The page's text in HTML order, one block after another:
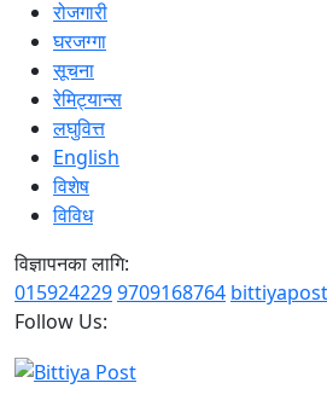
रोजगारी
घरजग्गा
सूचना
रेमिट्यान्स
लघुवित्त
English
विशेष
विविध
विज्ञापनका लागि:
0159242299709168764
Follow Us: